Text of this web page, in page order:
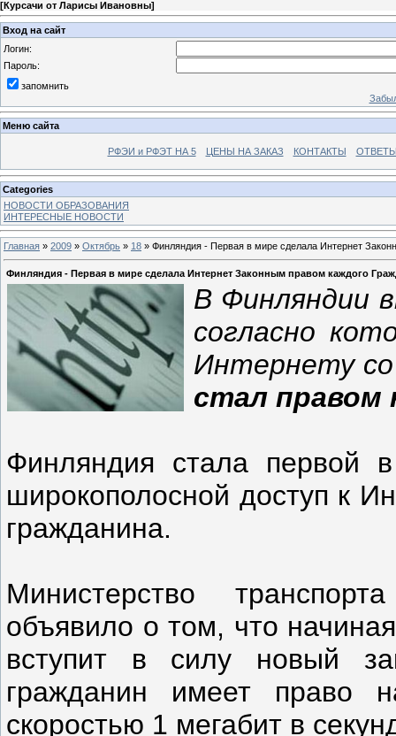
[Курсачи от Ларисы Ивановны]
Вход на сайт
Логин:
Пароль:
запомнить
Меню сайта
РФЭИ и РФЭТ НА 5 ЦЕНЫ НА ЗАКАЗ КОНТАКТЫ
Categories
НОВОСТИ ОБРАЗОВАНИЯ
ИНТЕРЕСНЫЕ НОВОСТИ
Главная » 2009 » Октябрь » 18 » Финляндия - Первая в мире сделала Интернет
Финляндия - Первая в мире сделала Интернет Законным правом каждого
В Финляндии
согласно
Интернету
стал правом
Финляндия стала первой
широкополосной доступ к
гражданина.
Министерство
объявило о том, что
вступит в силу новый
гражданин имеет право
скоростью 1 мегабит в